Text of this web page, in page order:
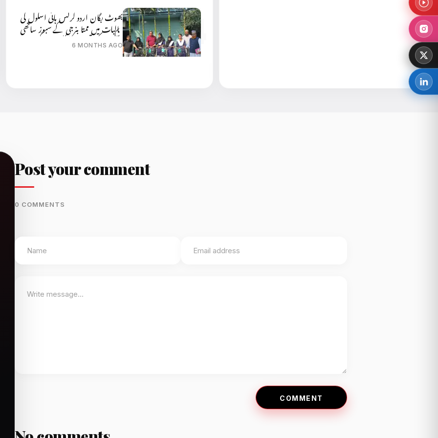
بھوٹ بگان اردو گرلس ہائی اسکول کی
طالبات میں ممتا بنرجی کے سبوز ساتھی
اسکیم کے تحت سائیکلیں دی گئی ہیں:
6 MONTHS AGO
Post your comment
0 COMMENTS
COMMENT